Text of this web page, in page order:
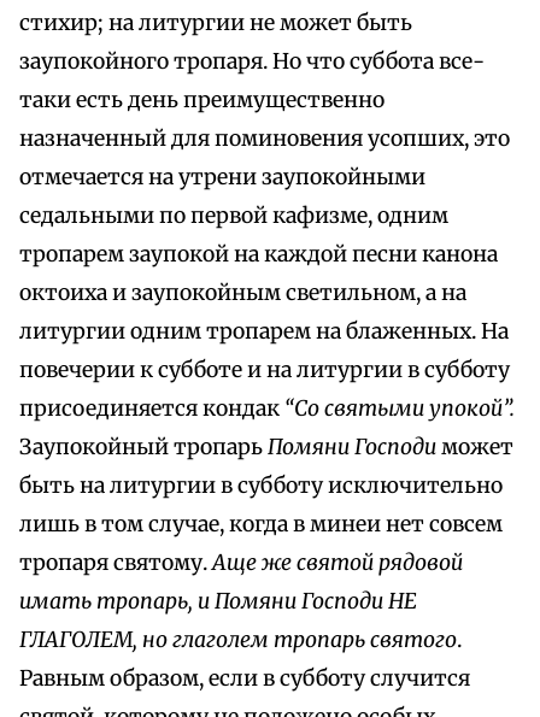
стихир; на литургии не может быть
заупокойного тропаря. Но что суббота все-
таки есть день преимущественно
назначенный для поминовения усопших, это
отмечается на утрени заупокойными
седальными по первой кафизме, одним
тропарем заупокой на каждой песни канона
октоиха и заупокойным светильном, а на
литургии одним тропарем на блаженных. На
повечерии к субботе и на литургии в субботу
присоединяется кондак “Со святыми упокой”.
Заупокойный тропарьПомяни Господиможет
быть на литургии в субботу исключительно
лишь в том случае, когда в минеи нет совсем
тропаря святому.Аще же святой рядовой
имать тропарь, и Помяни Господи НЕ
ГЛАГОЛЕМ, но глаголем тропарь святого.
Равным образом, если в субботу случится